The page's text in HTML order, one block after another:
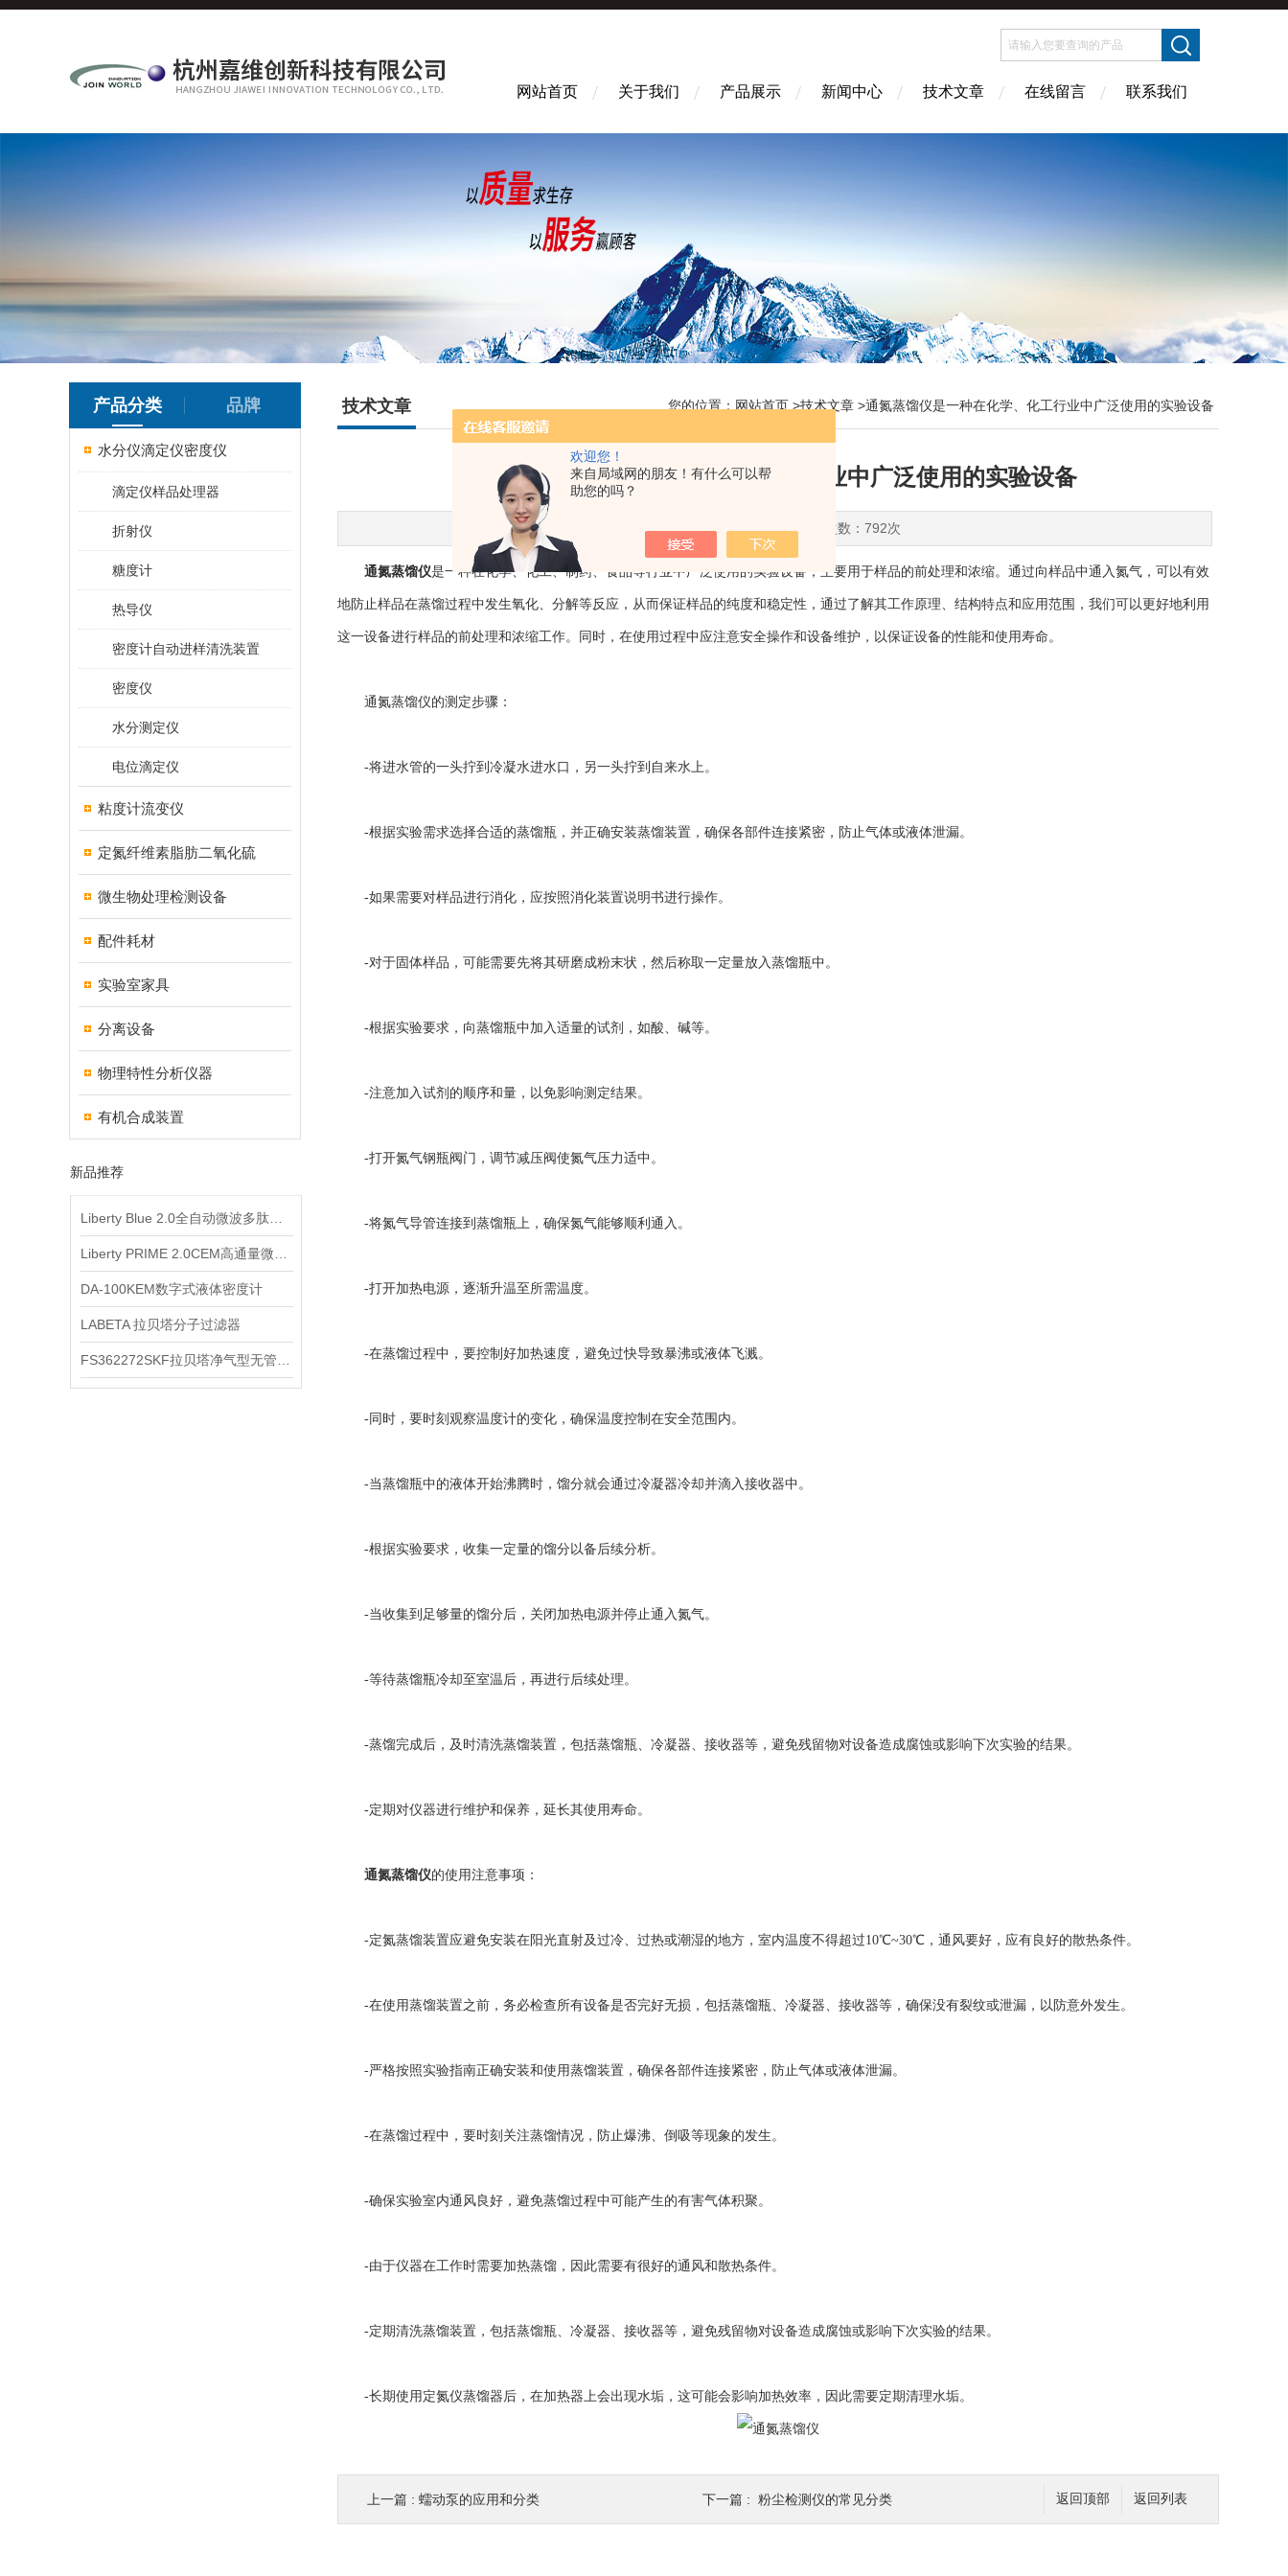
欢迎您！
来自局域网的朋友！有什么可以帮
助您的吗？
网站首页 关于我们 产品展示 新闻中心 技术文章 在线留言 联系我们
产品分类 品牌
水分仪滴定仪密度仪
滴定仪样品处理器
折射仪
糖度计
热导仪
密度计自动进样清洗装置
密度仪
水分测定仪
电位滴定仪
粘度计流变仪
定氮纤维素脂肪二氧化硫
微生物处理检测设备
配件耗材
实验室家具
分离设备
物理特性分析仪器
有机合成装置
新品推荐
DA-100KEM数字式液体密度计
LABETA 拉贝塔分子过滤器
技术文章 您的位置： 网站首页 >技术文章 >通氮蒸馏仪是一种在化学、化工行业中广泛使用的实验设备
通氮蒸馏仪是一种在化学、化工行业中广泛使用的实验设备
更新时间：2025-04-23 点击次数：792次
通氮蒸馏仪是一种在化学、化工、制药、食品等行业中广泛使用的实验设备，主要用于样品的前处理和浓缩。通过向样品中通入氮气，可以有效
地防止样品在蒸馏过程中发生氧化、分解等反应，从而保证样品的纯度和稳定性，通过了解其工作原理、结构特点和应用范围，我们可以更好地利用
这一设备进行样品的前处理和浓缩工作。同时，在使用过程中应注意安全操作和设备维护，以保证设备的性能和使用寿命。
通氮蒸馏仪的测定步骤：
-将进水管的一头拧到冷凝水进水口，另一头拧到自来水上。
-根据实验需求选择合适的蒸馏瓶，并正确安装蒸馏装置，确保各部件连接紧密，防止气体或液体泄漏。
-如果需要对样品进行消化，应按照消化装置说明书进行操作。
-对于固体样品，可能需要先将其研磨成粉末状，然后称取一定量放入蒸馏瓶中。
-根据实验要求，向蒸馏瓶中加入适量的试剂，如酸、碱等。
-注意加入试剂的顺序和量，以免影响测定结果。
-打开氮气钢瓶阀门，调节减压阀使氮气压力适中。
-将氮气导管连接到蒸馏瓶上，确保氮气能够顺利通入。
-打开加热电源，逐渐升温至所需温度。
-在蒸馏过程中，要控制好加热速度，避免过快导致暴沸或液体飞溅。
-同时，要时刻观察温度计的变化，确保温度控制在安全范围内。
-当蒸馏瓶中的液体开始沸腾时，馏分就会通过冷凝器冷却并滴入接收器中。
-根据实验要求，收集一定量的馏分以备后续分析。
-当收集到足够量的馏分后，关闭加热电源并停止通入氮气。
-等待蒸馏瓶冷却至室温后，再进行后续处理。
-蒸馏完成后，及时清洗蒸馏装置，包括蒸馏瓶、冷凝器、接收器等，避免残留物对设备造成腐蚀或影响下次实验的结果。
-定期对仪器进行维护和保养，延长其使用寿命。
通氮蒸馏仪的使用注意事项：
-定氮蒸馏装置应避免安装在阳光直射及过冷、过热或潮湿的地方，室内温度不得超过10℃~30℃，通风要好，应有良好的散热条件。
-在使用蒸馏装置之前，务必检查所有设备是否完好无损，包括蒸馏瓶、冷凝器、接收器等，确保没有裂纹或泄漏，以防意外发生。
-严格按照实验指南正确安装和使用蒸馏装置，确保各部件连接紧密，防止气体或液体泄漏。
-在蒸馏过程中，要时刻关注蒸馏情况，防止爆沸、倒吸等现象的发生。
-确保实验室内通风良好，避免蒸馏过程中可能产生的有害气体积聚。
-由于仪器在工作时需要加热蒸馏，因此需要有很好的通风和散热条件。
-定期清洗蒸馏装置，包括蒸馏瓶、冷凝器、接收器等，避免残留物对设备造成腐蚀或影响下次实验的结果。
-长期使用定氮仪蒸馏器后，在加热器上会出现水垢，这可能会影响加热效率，因此需要定期清理水垢。
返回列表
返回顶部
上一篇 : 蠕动泵的应用和分类 下一篇 : 粉尘检测仪的常见分类